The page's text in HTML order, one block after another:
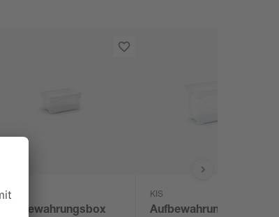
KIS
Aufbewahrungsbox
KIS
Aufbewahrungsbox